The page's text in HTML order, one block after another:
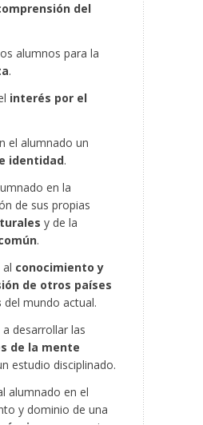
del
alumnos para la
.
interés por el
el alumnado un
identidad.
en la
de sus propias
y de la
.
conocimiento y
de otros países
del mundo actual.
desarrollar las
de la mente
estudio disciplinado.
alumnado en el
y dominio de una